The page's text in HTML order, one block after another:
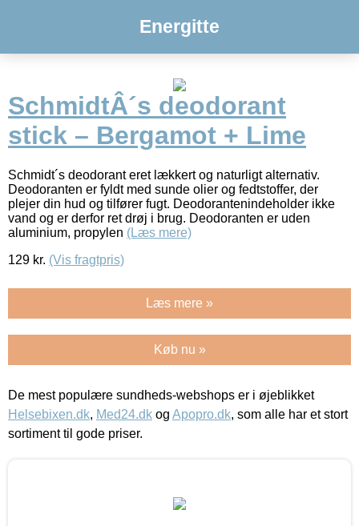
Energitte
SchmidtÂ´s deodorant
stick – Bergamot + Lime
Schmidt´s deodorant eret lækkert og naturligt alternativ.
Deodoranten er fyldt med sunde olier og fedtstoffer, der
plejer din hud og tilfører fugt. Deodorantenindeholder ikke
vand og er derfor ret drøj i brug. Deodoranten er uden
aluminium, propylen (Læs mere)
129 kr. (Vis fragtpris)
Læs mere »
Køb nu »
De mest populære sundheds-webshops er i øjeblikket
Helsebixen.dk, Med24.dk og Apopro.dk, som alle har et stort
sortiment til gode priser.